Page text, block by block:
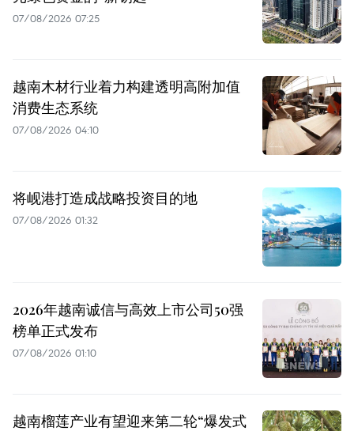
07/08/2026 07:25
越南木材行业着力构建透明高附加值
消费生态系统
07/08/2026 04:10
将岘港打造成战略投资目的地
07/08/2026 01:32
2026年越南诚信与高效上市公司50强
榜单正式发布
07/08/2026 01:10
越南榴莲产业有望迎来第二轮“爆发式